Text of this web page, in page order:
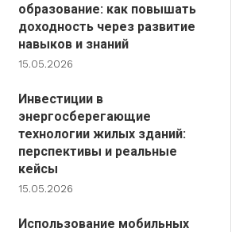
образование: как повышать
доходность через развитие
навыков и знаний
15.05.2026
Инвестиции в
энергосберегающие
технологии жилых зданий:
перспективы и реальные
кейсы
15.05.2026
Использование мобильных